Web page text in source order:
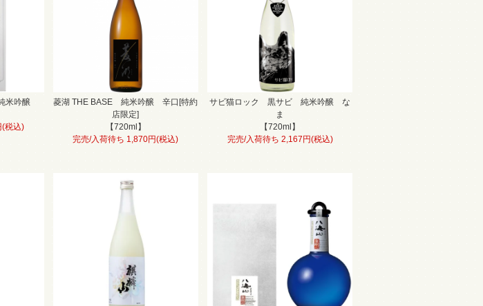
米吟醸
(税込)
菱湖 THE BASE 純米吟醸 辛口[特約
店限定]
【720ml】
完売/入荷待ち 1,870円(税込)
サビ猫ロック 黒サビ 純米吟醸 な
ま
【720ml】
完売/入荷待ち 2,167円(税込)